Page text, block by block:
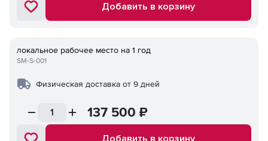
Добавить в корзину
локальное рабочее место на 1 год
SM-S-001
Физическая доставка от 9 дней
137 500 ₽
Добавить в корзину